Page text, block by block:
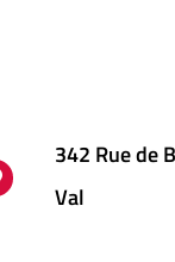
342 Rue de
Val